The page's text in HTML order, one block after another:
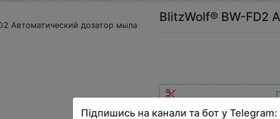
BlitzWolf® BW-FD2
Підпишись на канали та бот у Telegram: